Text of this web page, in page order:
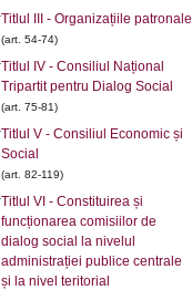
Titlul III - Organizațiile patronale
(art. 54-74)
Titlul IV - Consiliul Național
Tripartit pentru Dialog Social
(art. 75-81)
Titlul V - Consiliul Economic și
Social
(art. 82-119)
Titlul VI - Constituirea și
funcționarea comisiilor de
dialog social la nivelul
administrației publice centrale
și la nivel teritorial